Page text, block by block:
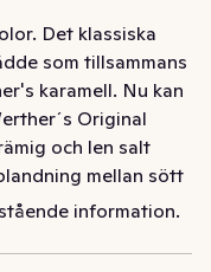
Det klassiska
som tillsammans
karamell. Nu kan
Original
och len salt
mellan sött
ögonblick för
smak och
information.